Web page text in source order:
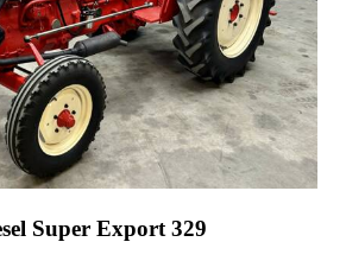
Super Export 329